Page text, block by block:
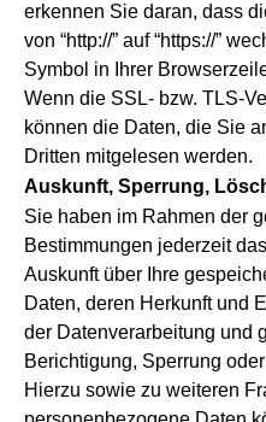
erkennen Sie daran, dass
von “http://” auf “https://”
Symbol in Ihrer
Wenn die SSL- bzw. TLS-
können die Daten, die Sie
Dritten mitgelesen werden.
Auskunft, Sperrung,
Sie haben im Rahmen der
Bestimmungen jederzeit
Auskunft über Ihre
Daten, deren Herkunft und
der Datenverarbeitung und
Berichtigung, Sperrung
Hierzu sowie zu weiteren